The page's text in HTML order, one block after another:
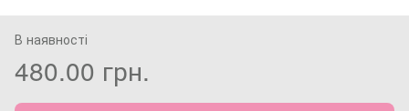
В наявності
480.00 грн.